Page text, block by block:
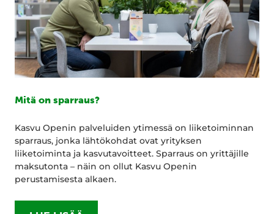
Mitä on sparraus?
Kasvu Openin palveluiden ytimessä on liiketoiminnan
sparraus, jonka lähtökohdat ovat yrityksen
liiketoiminta ja kasvutavoitteet. Sparraus on yrittäjille
maksutonta – näin on ollut Kasvu Openin
perustamisesta alkaen.